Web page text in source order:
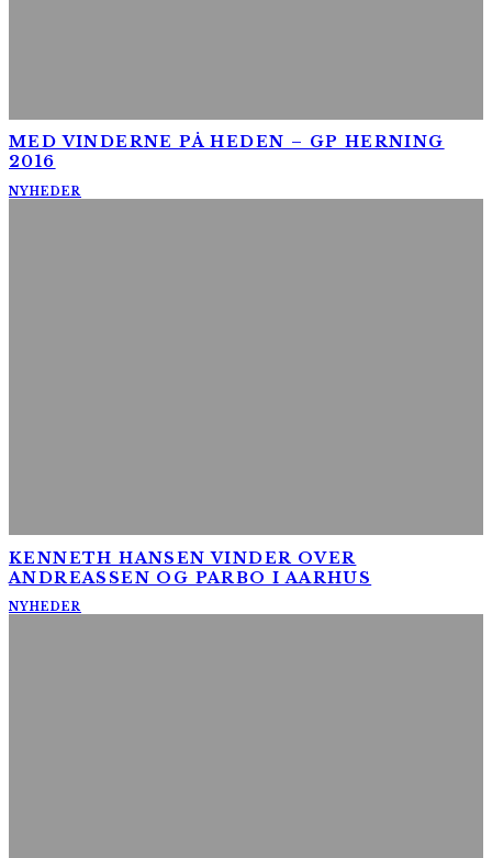
MED VINDERNE PÅ HEDEN – GP HERNING
2016
NYHEDER
KENNETH HANSEN VINDER OVER
ANDREASSEN OG PARBO I AARHUS
NYHEDER